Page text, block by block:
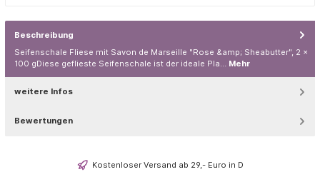
Beschreibung
Seifenschale Fliese mit Savon de Marseille "Rose &amp; Sheabutter", 2 x
100 gDiese geflieste Seifenschale ist der ideale Pla… Mehr
weitere Infos
Bewertungen
Kostenloser Versand ab 29,- Euro in D